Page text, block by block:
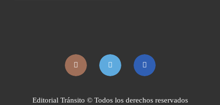
Editorial Tránsito © Todos los derechos reservados